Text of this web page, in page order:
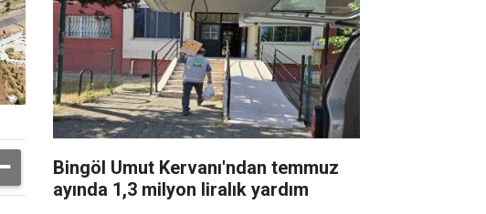
Bingöl Umut Kervanı'ndan temmuz
ayında 1,3 milyon liralık yardım